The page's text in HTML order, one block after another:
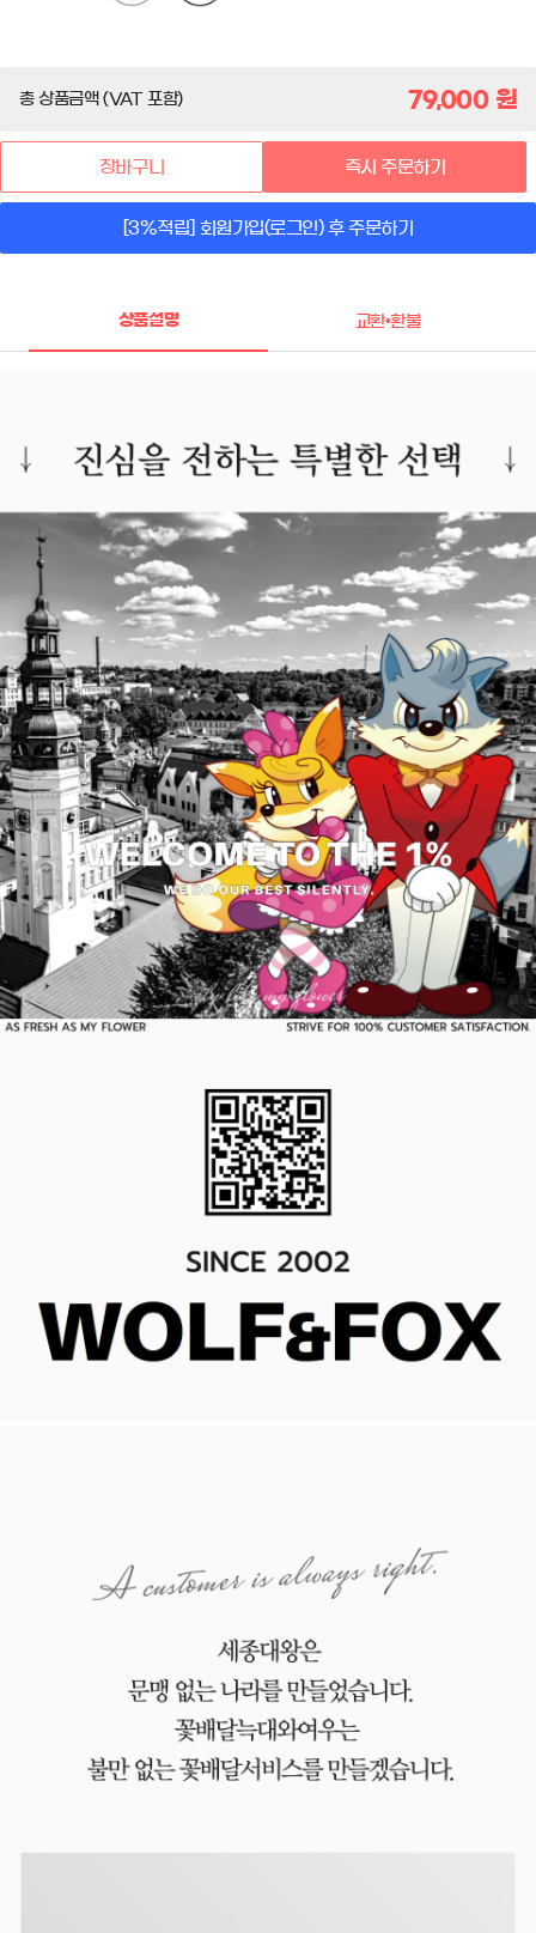
총 상품금액 (VAT 포함) 79,000원
장바구니 즉시 주문하기
[3%적립] 회원가입(로그인) 후 주문하기
상품설명 교환•환불